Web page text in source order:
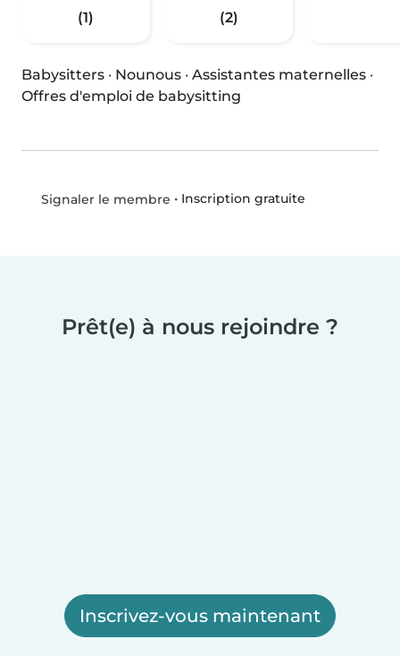
(1) (2)
Babysitters · Nounous · Assistantes maternelles ·
Offres d'emploi de babysitting
Signaler le membre • Inscription gratuite
Prêt(e) à nous rejoindre ?
Inscrivez-vous maintenant